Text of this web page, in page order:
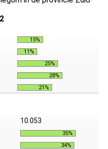
15%
11%
25%
28%
21%
10.053
35%
34%